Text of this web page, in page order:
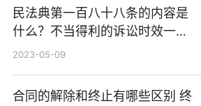
民法典第一百八十八条的内容是
什么？不当得利的诉讼时效一般
是多长时间？
2023-05-09
合同的解除和终止有哪些区别 终